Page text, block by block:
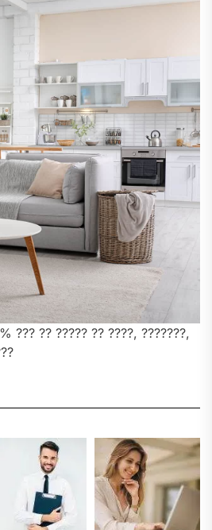
??? ?? ????? ?? ????, ???????,